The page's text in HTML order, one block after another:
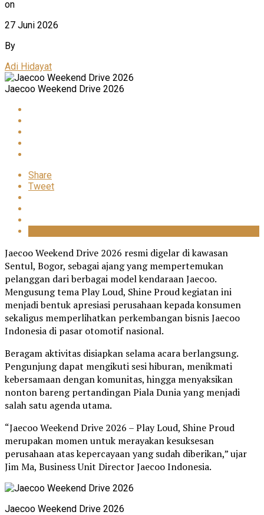
on
27 Juni 2026
By
Adi Hidayat
Jaecoo Weekend Drive 2026
Share
Tweet
Jaecoo Weekend Drive 2026 resmi digelar di kawasan
Sentul, Bogor, sebagai ajang yang mempertemukan
pelanggan dari berbagai model kendaraan Jaecoo.
Mengusung tema Play Loud, Shine Proud kegiatan ini
menjadi bentuk apresiasi perusahaan kepada konsumen
sekaligus memperlihatkan perkembangan bisnis Jaecoo
Indonesia di pasar otomotif nasional.
Beragam aktivitas disiapkan selama acara berlangsung.
Pengunjung dapat mengikuti sesi hiburan, menikmati
kebersamaan dengan komunitas, hingga menyaksikan
nonton bareng pertandingan Piala Dunia yang menjadi
salah satu agenda utama.
“Jaecoo Weekend Drive 2026 – Play Loud, Shine Proud
merupakan momen untuk merayakan kesuksesan
perusahaan atas kepercayaan yang sudah diberikan,” ujar
Jim Ma, Business Unit Director Jaecoo Indonesia.
Jaecoo Weekend Drive 2026